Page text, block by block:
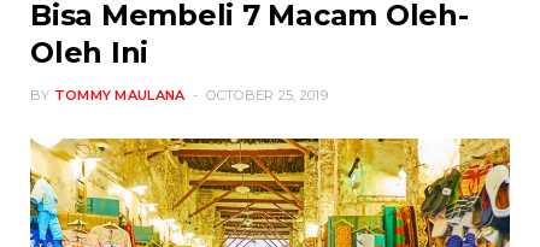
Bisa Membeli 7 Macam Oleh-
Oleh Ini
BY TOMMY MAULANA OCTOBER 25, 2019